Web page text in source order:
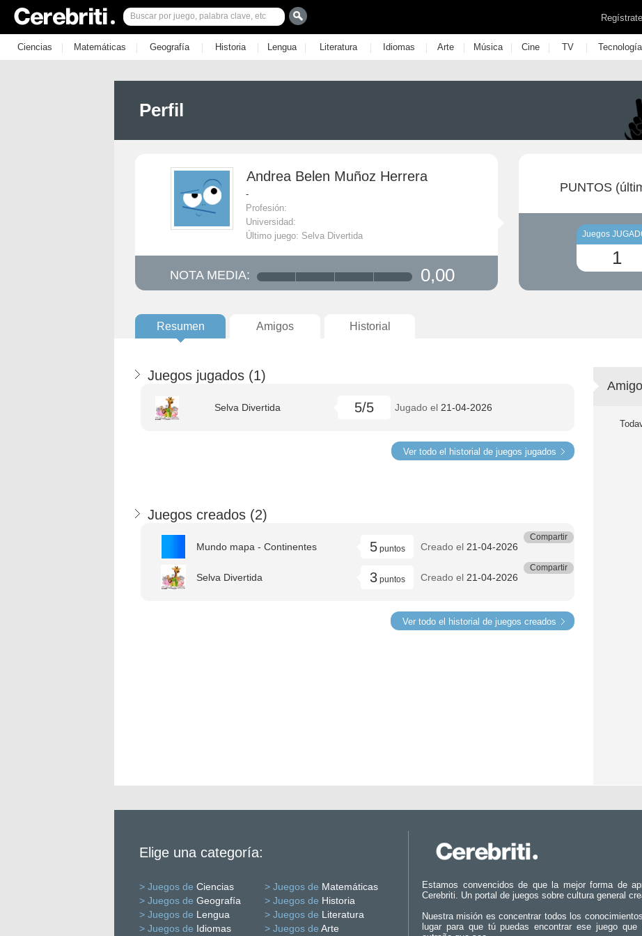
Regístrate
Ciencias | Matemáticas | Geografía | Historia | Lengua | Literatura | Idiomas | Arte | Música | Cine | TV | Tecnología
Perfil
Andrea Belen Muñoz Herrera
-
Profesión:
Universidad:
Último juego: Selva Divertida
NOTA MEDIA: 0,00
PUNTOS
Juegos
1
Resumen Amigos Historial
Juegos jugados (1)
Selva Divertida 5/5 Jugado el 21-04-2026
Ver todo el historial de juegos jugados
Juegos creados (2)
Mundo mapa - Continentes 5puntos Creado el 21-04-2026
Compartir
Selva Divertida 3puntos Creado el 21-04-2026
Compartir
Ver todo el historial de juegos creados
Elige una categoría:
> Juegos de Ciencias > Juegos de Matemáticas
> Juegos de Geografía > Juegos de Historia
> Juegos de Lengua > Juegos de Literatura
> Juegos de Idiomas > Juegos de Arte
Estamos convencidos de que la mejor forma de
Cerebriti. Un portal de juegos sobre cultura general
Nuestra misión es concentrar todos los
lugar para que tú puedas encontrar ese juego